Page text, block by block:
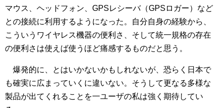
マウス、ヘッドフォン、GPSレシーバ（GPSロガー）など
との接続に利用するようになった。自分自身の経験から、
こういうワイヤレス機器の便利さ、そして統一規格の存在
の便利さは使えば使うほど痛感するものだと思う。
爆発的に、とはいかないかもしれないが、恐らく日本で
も確実に広まっていくに違いない。そうして更なる多様な
製品が出てくれることを一ユーザの私は強く期待してい